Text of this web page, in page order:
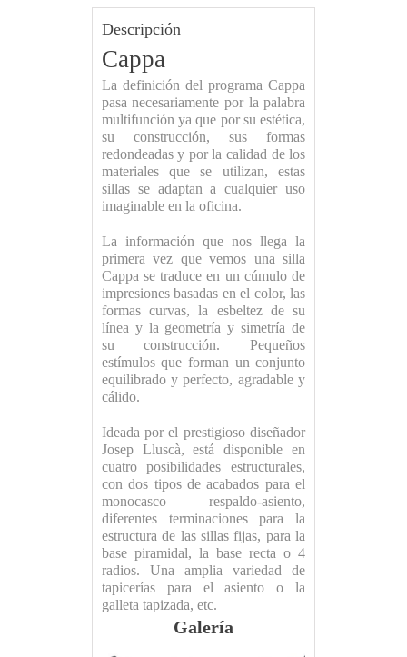
Descripción
Cappa
La definición del programa Cappa
pasa necesariamente por la palabra
multifunción ya que por su estética,
su construcción, sus formas
redondeadas y por la calidad de los
materiales que se utilizan, estas
sillas se adaptan a cualquier uso
imaginable en la oficina.
La información que nos llega la
primera vez que vemos una silla
Cappa se traduce en un cúmulo de
impresiones basadas en el color, las
formas curvas, la esbeltez de su
línea y la geometría y simetría de
su construcción. Pequeños
estímulos que forman un conjunto
equilibrado y perfecto, agradable y
cálido.
Ideada por el prestigioso diseñador
Josep Lluscà, está disponible en
cuatro posibilidades estructurales,
con dos tipos de acabados para el
monocasco respaldo-asiento,
diferentes terminaciones para la
estructura de las sillas fijas, para la
base piramidal, la base recta o 4
radios. Una amplia variedad de
tapicerías para el asiento o la
galleta tapizada, etc.
Galería